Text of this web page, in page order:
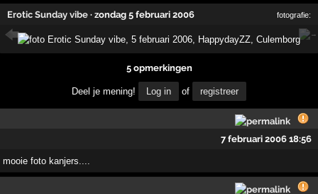
Erotic Sunday vibe ·zondag 5 februari 2006 fotografie:
5 opmerkingen
Deel je mening! Log in of registreer
7 februari 2006 18:56
mooie foto kanjers....